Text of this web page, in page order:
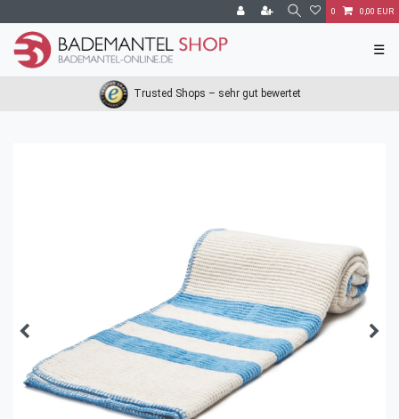
0 0,00 EUR
☰
Trusted Shops – sehr gut bewertet